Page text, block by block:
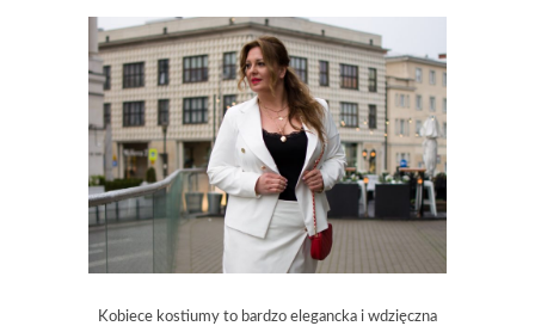
Kobiece kostiumy to bardzo elegancka i wdzięczna